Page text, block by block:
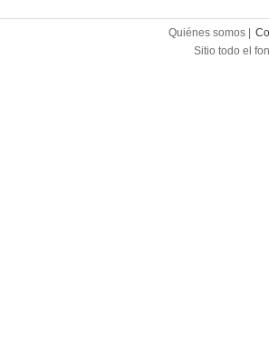
Quiénes somos |
Sitio todo el